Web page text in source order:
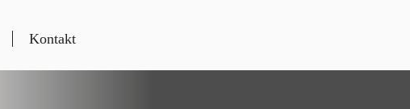
Kontakt